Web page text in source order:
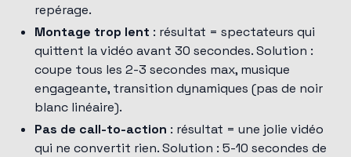
repérage.
Montage trop lent : résultat = spectateurs qui
quittent la vidéo avant 30 secondes. Solution :
coupe tous les 2-3 secondes max, musique
engageante, transition dynamiques (pas de noir
blanc linéaire).
Pas de call-to-action : résultat = une jolie vidéo
qui ne convertit rien. Solution : 5-10 secondes de